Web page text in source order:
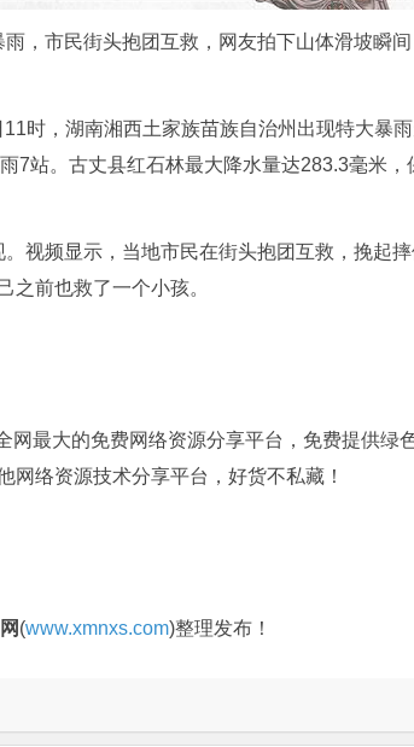
，市民街头抱团互救，网友拍下山体滑坡瞬
，湖南湘西土家族苗族自治州出现特大暴雨
7站。古丈县红石林最大降水量达283.3毫米，
频显示，当地市民在街头抱团互救，挽起摔
之前也救了一个小孩。
网最大的免费网络资源分享平台，免费提供绿
网络资源技术分享平台，好货不私藏！
(www.xmnxs.com)整理发布！